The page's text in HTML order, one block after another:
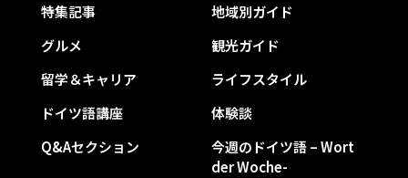
特集記事
地域別ガイド
グルメ
観光ガイド
留学＆キャリア
ライフスタイル
ドイツ語講座
体験談
Q&Aセクション
今週のドイツ語 – Wort
der Woche-